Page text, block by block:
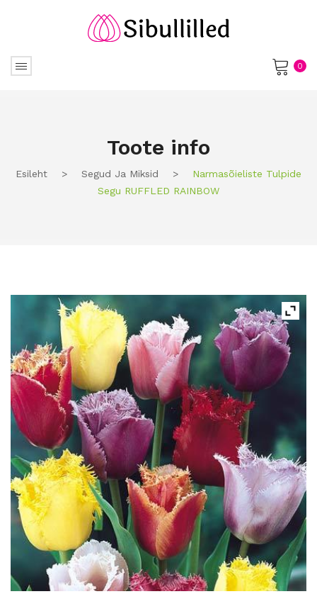
0
Toote info
Esileht > Segud Ja Miksid >
Narmasõieliste Tulpide
Segu RUFFLED RAINBOW